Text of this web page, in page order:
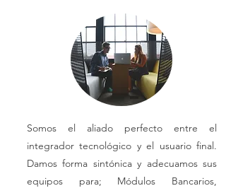
Somos el aliado perfecto entre el
integrador tecnológico y el usuario final.
Damos forma sintónica y adecuamos sus
equipos para; Módulos Bancarios,